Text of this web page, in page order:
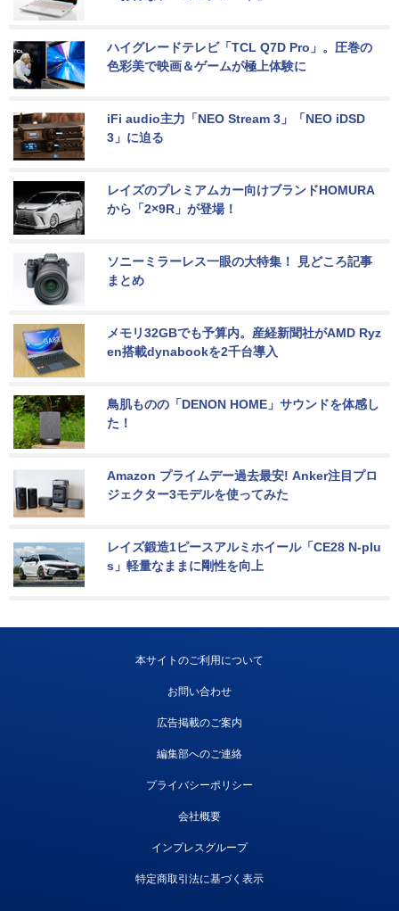
ハイグレードテレビ「TCL Q7D Pro」。圧巻の
色彩美で映画＆ゲームが極上体験に
iFi audio主力「NEO Stream 3」「NEO iDSD
3」に迫る
レイズのプレミアムカー向けブランドHOMURA
から「2×9R」が登場！
ソニーミラーレス一眼の大特集！ 見どころ記事
まとめ
メモリ32GBでも予算内。産経新聞社がAMD Ryz
en搭載dynabookを2千台導入
鳥肌ものの「DENON HOME」サウンドを体感し
た！
Amazon プライムデー過去最安! Anker注目プロ
ジェクター3モデルを使ってみた
レイズ鍛造1ピースアルミホイール「CE28 N-plu
s」軽量なままに剛性を向上
本サイトのご利用について
お問い合わせ
広告掲載のご案内
編集部へのご連絡
プライバシーポリシー
会社概要
インプレスグループ
特定商取引法に基づく表示